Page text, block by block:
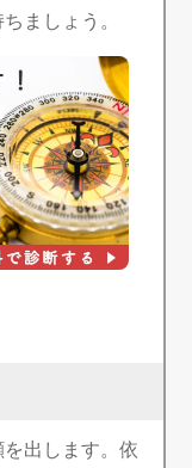
ましょう。
出します。依